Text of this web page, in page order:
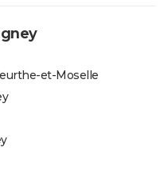
et-Moselle